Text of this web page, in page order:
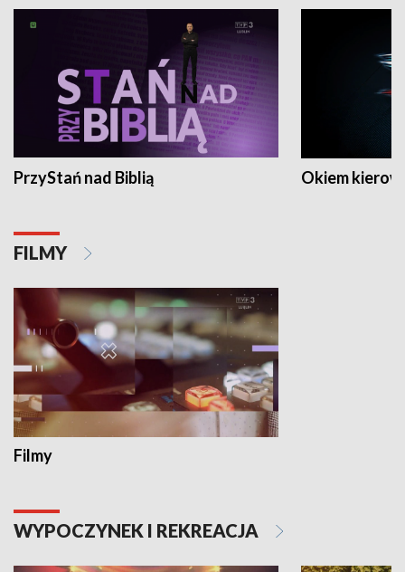
PrzyStań nad Biblią Okiem
FILMY
Filmy
WYPOCZYNEK I REKREACJA